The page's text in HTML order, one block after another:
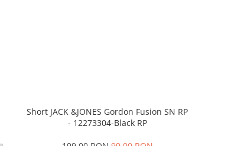
Short JACK &JONES Gordon Fusion SN RP
- 12273304-Black RP